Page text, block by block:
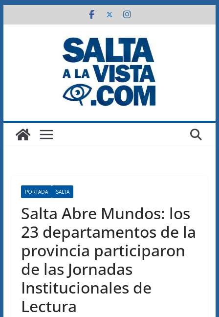
al
PORTADA SALTA
Salta Abre Mundos: los
23 departamentos de la
provincia participaron
de las Jornadas
Institucionales de
Lectura